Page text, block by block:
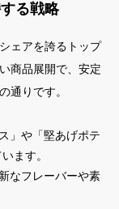
る戦略
ェアを誇るトップ
商品展開で、安定
通りです。
」や「堅あげポテ
ます。
なフレーバーや素